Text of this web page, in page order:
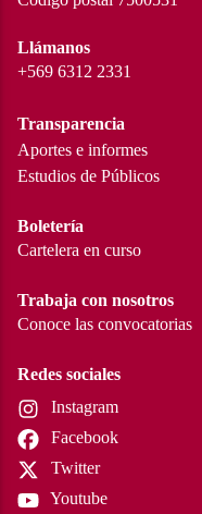
Llámanos
+569 6312 2331
Transparencia
Aportes e informes
Estudios de Públicos
Boletería
Cartelera en curso
Trabaja con nosotros
Conoce las convocatorias
Redes sociales
Instagram
Facebook
Twitter
Youtube